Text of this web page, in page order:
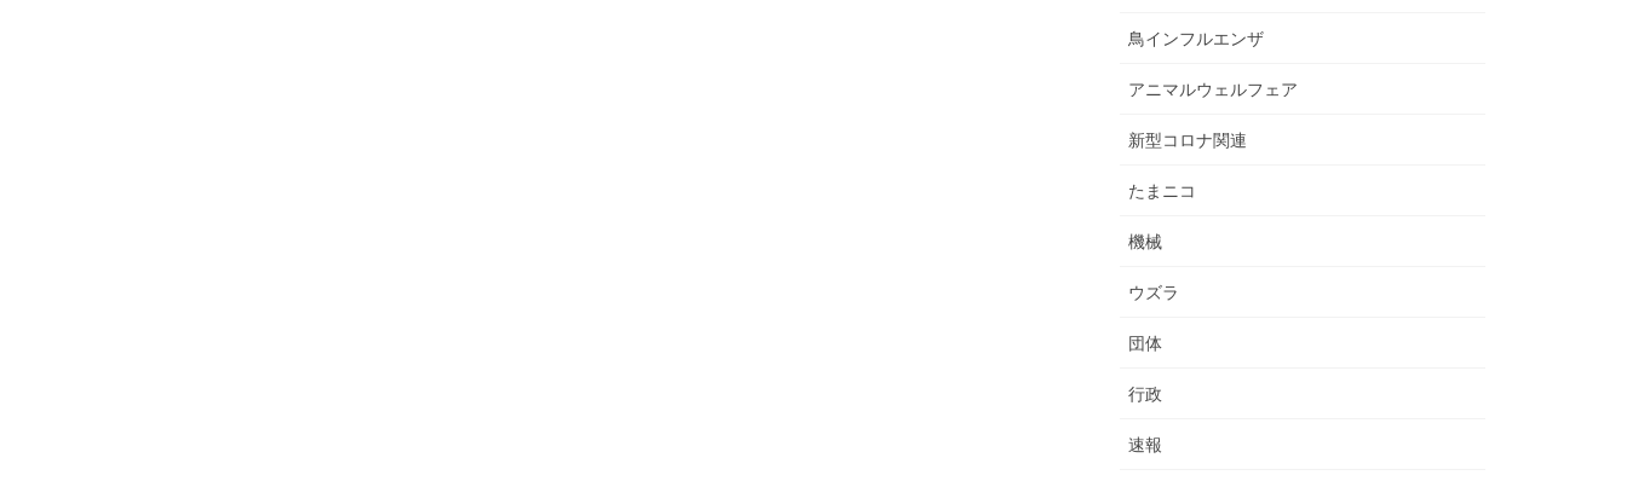
鳥インフルエンザ
アニマルウェルフェア
新型コロナ関連
たまニコ
機械
ウズラ
団体
行政
速報